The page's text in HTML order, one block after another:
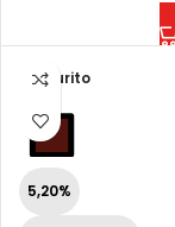
Esaurito
5,20%